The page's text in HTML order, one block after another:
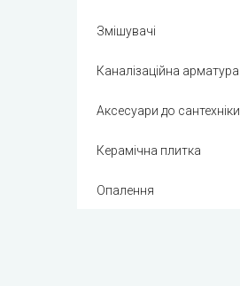
Змішувачі
Каналізаційна арматура
Аксесуари до сантехніки
Керамічна плитка
Опалення